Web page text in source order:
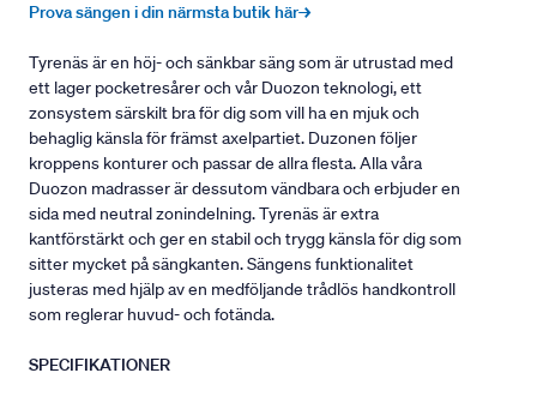
Prova sängen i din närmsta butik här→
Tyrenäs är en höj- och sänkbar säng som är utrustad med
ett lager pocketresårer och vår Duozon teknologi, ett
zonsystem särskilt bra för dig som vill ha en mjuk och
behaglig känsla för främst axelpartiet. Duzonen följer
kroppens konturer och passar de allra flesta. Alla våra
Duozon madrasser är dessutom vändbara och erbjuder en
sida med neutral zonindelning. Tyrenäs är extra
kantförstärkt och ger en stabil och trygg känsla för dig som
sitter mycket på sängkanten. Sängens funktionalitet
justeras med hjälp av en medföljande trådlös handkontroll
som reglerar huvud- och fotända.
SPECIFIKATIONER